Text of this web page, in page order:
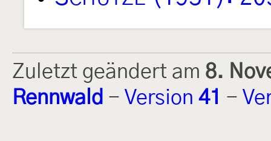
Zuletzt geändert am 8.
Rennwald - Version 41 -